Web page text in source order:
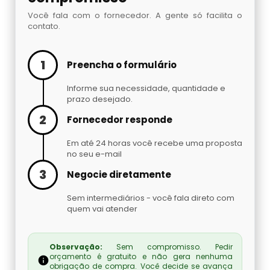
Embaladora De Brindes
Embaladora De Fechaduras E Maçanetas
Embaladora De Massas
Embaladora De Peças Automotivas
Embaladora De Pó
Embaladora Invertida
Fábrica De Seladoras
Você fala com o fornecedor. A gente só facilita o
contato.
1 Preencha o formulário
Informe sua necessidade, quantidade e
prazo desejado.
2 Fornecedor responde
Em até 24 horas você recebe uma proposta
no seu e-mail
3 Negocie diretamente
Sem intermediários - você fala direto com
quem vai atender
Observação: Sem compromisso. Pedir
orçamento é gratuito e não gera nenhuma
obrigação de compra. Você decide se avança